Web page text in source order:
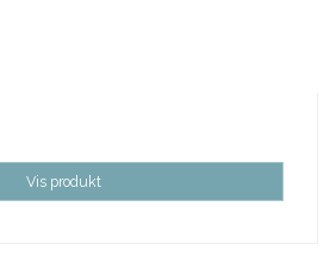
Vis produkt